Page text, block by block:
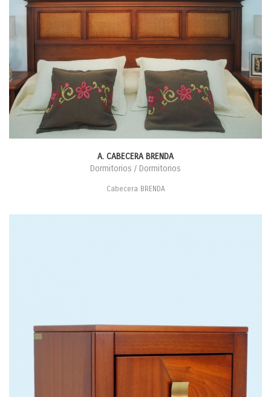
A. CABECERA BRENDA
Dormitorios / Dormitorios
Cabecera BRENDA